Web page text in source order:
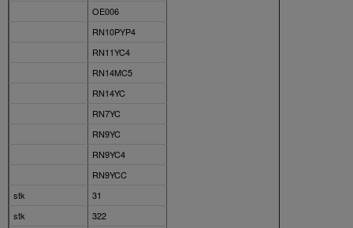
OE006
RN10PYP4
RN11YC4
RN14MC5
RN14YC
RN7YC
RN9YC
RN9YC4
RN9YCC
stk
31
stk
322